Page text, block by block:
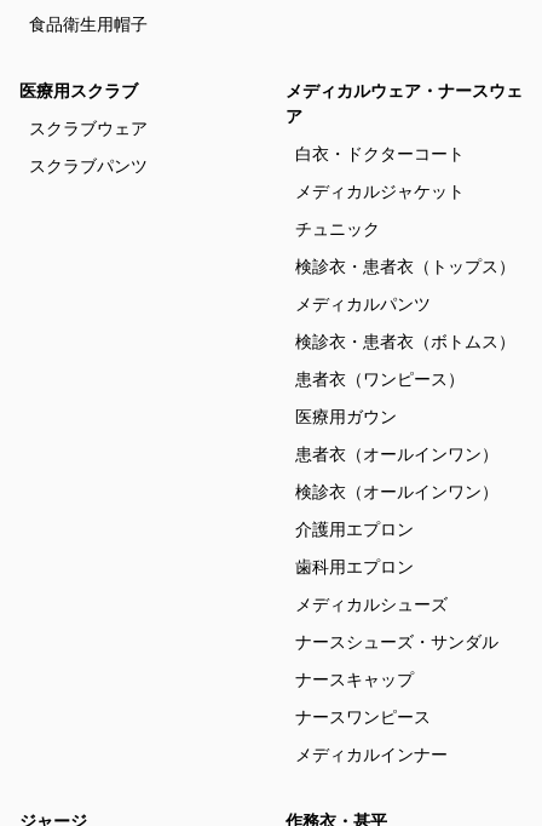
食品衛生用帽子
医療用スクラブ
スクラブウェア
スクラブパンツ
メディカルウェア・ナースウェ
ア
白衣・ドクターコート
メディカルジャケット
チュニック
検診衣・患者衣（トップス）
メディカルパンツ
検診衣・患者衣（ボトムス）
患者衣（ワンピース）
医療用ガウン
患者衣（オールインワン）
検診衣（オールインワン）
介護用エプロン
歯科用エプロン
メディカルシューズ
ナースシューズ・サンダル
ナースキャップ
ナースワンピース
メディカルインナー
ジャージ
作務衣・甚平